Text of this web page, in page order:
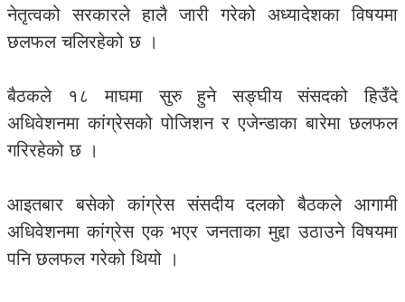
नेतृत्वको सरकारले हालै जारी गरेको अध्यादेशका विषयमा
छलफल चलिरहेको छ ।
बैठकले १८ माघमा सुरु हुने सङ्घीय संसदको हिउँदे
अधिवेशनमा कांग्रेसको पोजिशन र एजेन्डाका बारेमा छलफल
गरिरहेको छ ।
आइतबार बसेको कांग्रेस संसदीय दलको बैठकले आगामी
अधिवेशनमा कांग्रेस एक भएर जनताका मुद्दा उठाउने विषयमा
पनि छलफल गरेको थियो ।